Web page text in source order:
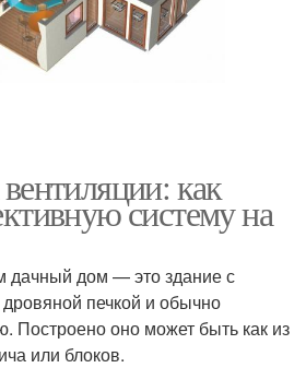
как
систему на
дачный дом — это здание с
печкой и обычно
Построено оно может быть как из
или блоков.